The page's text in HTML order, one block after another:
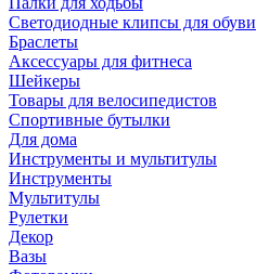
Светодиодные клипсы для обуви
Браслеты
Аксессуары для фитнеса
Шейкеры
Товары для велосипедистов
Спортивные бутылки
Для дома
Инструменты и мультитулы
Инструменты
Мультитулы
Рулетки
Декор
Вазы